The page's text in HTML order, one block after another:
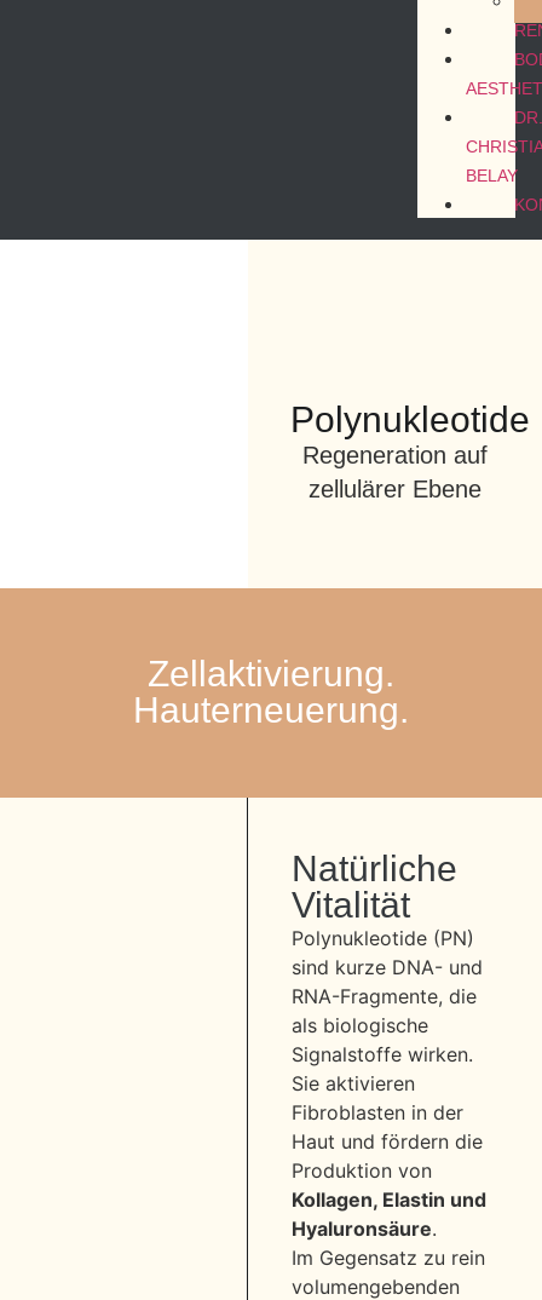
DR.
BELAY
Polynukleotide
Regeneration auf
zellulärer Ebene
Zellaktivierung.
Hauterneuerung.
Natürliche
Vitalität
Polynukleotide (PN)
sind kurze DNA- und
RNA-Fragmente, die
als biologische
Signalstoffe wirken.
Sie aktivieren
Fibroblasten in der
Haut und fördern die
Produktion von
Kollagen, Elastin und
Hyaluronsäure.
Im Gegensatz zu rein
volumengebenden